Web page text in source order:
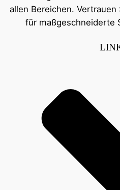
allen Bereichen.
für maßgeschneiderte